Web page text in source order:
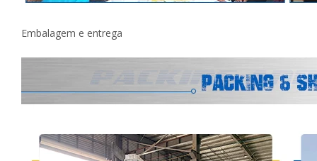
Embalagem e entrega